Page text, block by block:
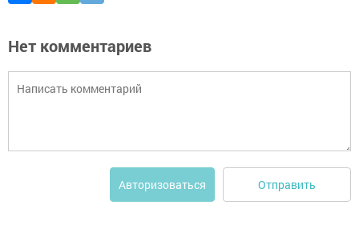
Нет комментариев
Авторизоваться Отправить